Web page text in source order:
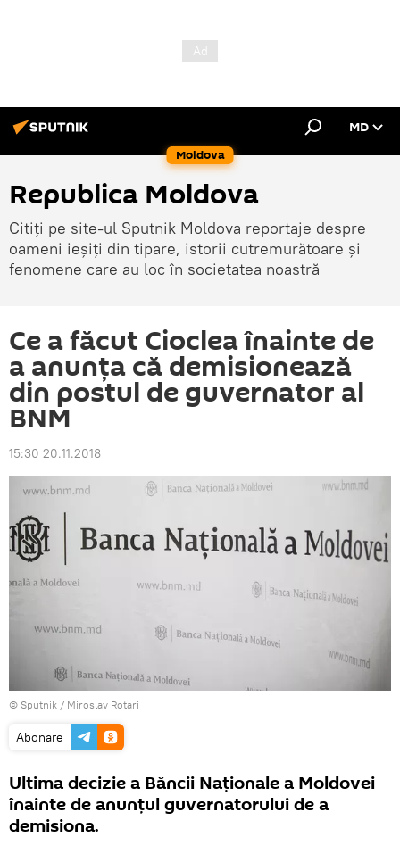
Moldova
MD
Republica Moldova
Citiți pe site-ul Sputnik Moldova reportaje despre
oameni ieșiți din tipare, istorii cutremurătoare și
fenomene care au loc în societatea noastră
Ce a făcut Cioclea înainte de
a anunța că demisionează
din postul de guvernator al
BNM
15:30 20.11.2018
© Sputnik / Miroslav Rotari
Abonare
Ultima decizie a Băncii Naționale a Moldovei
înainte de anunțul guvernatorului de a
demisiona.